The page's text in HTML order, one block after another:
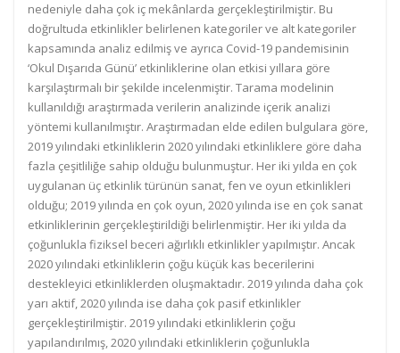
nedeniyle daha çok iç mekânlarda gerçekleştirilmiştir. Bu
doğrultuda etkinlikler belirlenen kategoriler ve alt kategoriler
kapsamında analiz edilmiş ve ayrıca Covid-19 pandemisinin
‘Okul Dışarıda Günü’ etkinliklerine olan etkisi yıllara göre
karşılaştırmalı bir şekilde incelenmiştir. Tarama modelinin
kullanıldığı araştırmada verilerin analizinde içerik analizi
yöntemi kullanılmıştır. Araştırmadan elde edilen bulgulara göre,
2019 yılındaki etkinliklerin 2020 yılındaki etkinliklere göre daha
fazla çeşitliliğe sahip olduğu bulunmuştur. Her iki yılda en çok
uygulanan üç etkinlik türünün sanat, fen ve oyun etkinlikleri
olduğu; 2019 yılında en çok oyun, 2020 yılında ise en çok sanat
etkinliklerinin gerçekleştirildiği belirlenmiştir. Her iki yılda da
çoğunlukla fiziksel beceri ağırlıklı etkinlikler yapılmıştır. Ancak
2020 yılındaki etkinliklerin çoğu küçük kas becerilerini
destekleyici etkinliklerden oluşmaktadır. 2019 yılında daha çok
yarı aktif, 2020 yılında ise daha çok pasif etkinlikler
gerçekleştirilmiştir. 2019 yılındaki etkinliklerin çoğu
yapılandırılmış, 2020 yılındaki etkinliklerin çoğunlukla